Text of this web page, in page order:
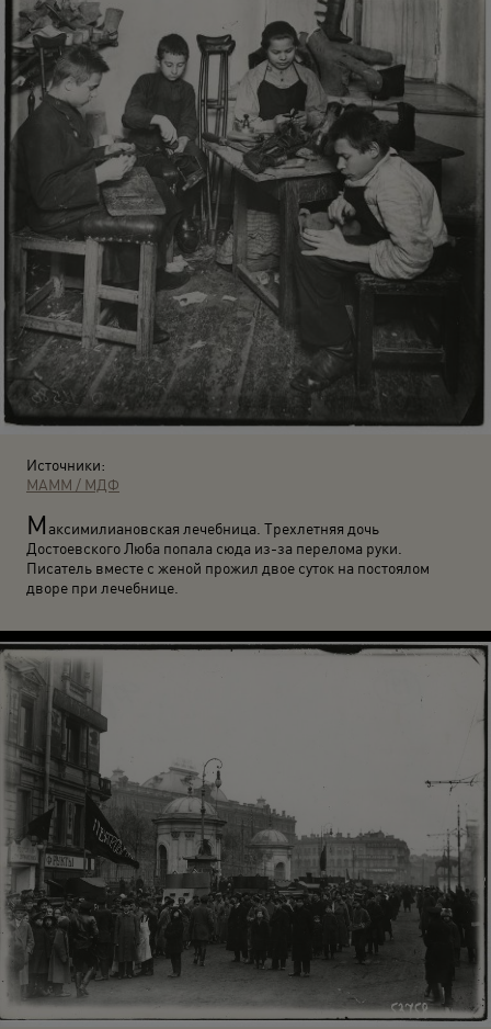
Источники:
МАММ / МДФ
М аксимилиановская лечебница. Трехлетняя дочь
Достоевского Люба попала сюда из-за перелома руки.
Писатель вместе с женой прожил двое суток на постоялом
дворе при лечебнице.